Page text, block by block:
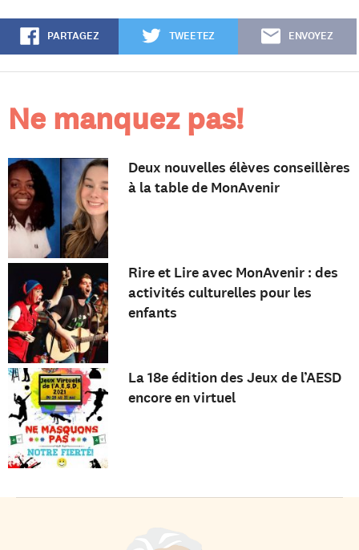
PARTAGEZ TWEETEZ ENVOYEZ
Ne manquez pas!
Deux nouvelles élèves conseillères
à la table de MonAvenir
Rire et Lire avec MonAvenir : des
activités culturelles pour les
enfants
La 18e édition des Jeux de l’AESD
encore en virtuel